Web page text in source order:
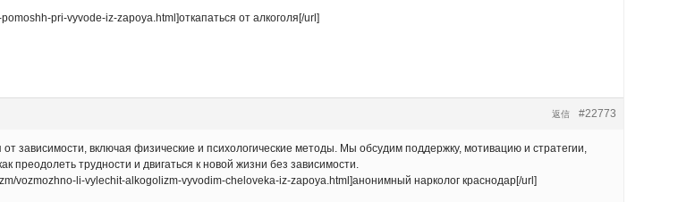
pri-vyvode-iz-zapoya.html]откапаться от алкоголя[/url]
#22773
返信
зависимости, включая физические и психологические методы. Мы обсудим поддержку, мотивацию и стратегии,
преодолеть трудности и двигаться к новой жизни без зависимости.
vozmozhno-li-vylechit-alkogolizm-vyvodim-cheloveka-iz-zapoya.html]анонимный нарколог краснодар[/url]